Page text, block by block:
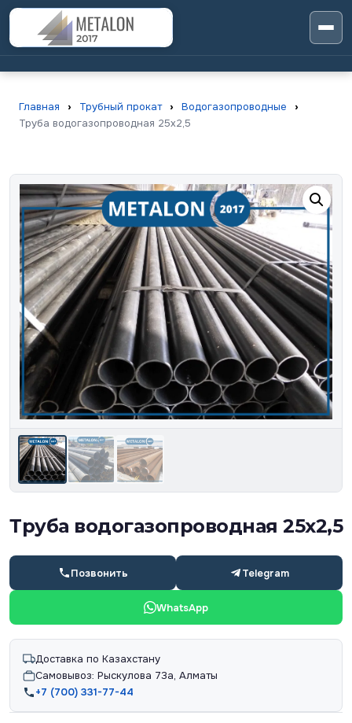
Главная › Трубный прокат › Водогазопроводные
›
Труба водогазопроводная 25х2,5
Труба водогазопроводная 25х2,5
Позвонить Telegram
WhatsApp
Доставка по Казахстану
Самовывоз: Рыскулова 73а, Алматы
+7 (700) 331-77-44